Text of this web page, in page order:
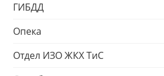
ГИБДД
Опека
Отдел ИЗО ЖКХ ТиС